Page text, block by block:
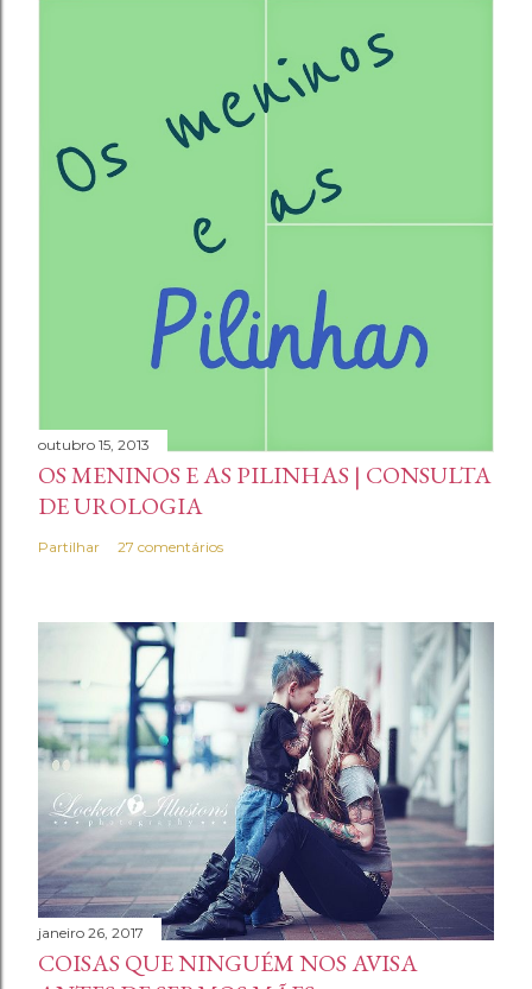
outubro 15, 2013
OS MENINOS E AS PILINHAS | CONSULTA
DE UROLOGIA
Partilhar 27 comentários
janeiro 26, 2017
COISAS QUE NINGUÉM NOS AVISA